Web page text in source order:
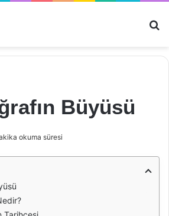
Büyüsü
okuma süresi